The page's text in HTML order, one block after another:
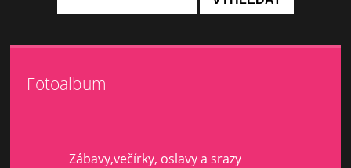
Fotoalbum
Zábavy,večírky, oslavy a srazy